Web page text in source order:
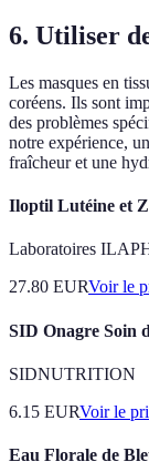
6. Utiliser
Les masques en
coréens. Ils sont
des problèmes
notre expérience,
fraîcheur et une
Iloptil Lutéine et
Laboratoires
27.80 EURVoir le
SID Onagre Soin
SIDNUTRITION
6.15 EURVoir le
Eau Florale de